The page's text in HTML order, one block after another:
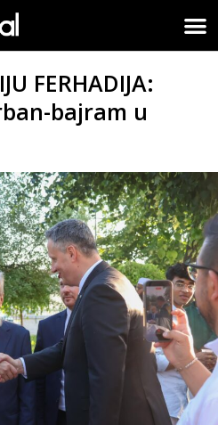
FERHADIJA:
bajram u